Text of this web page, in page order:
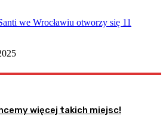
we Wrocławiu otworzy się 11
więcej takich miejsc!